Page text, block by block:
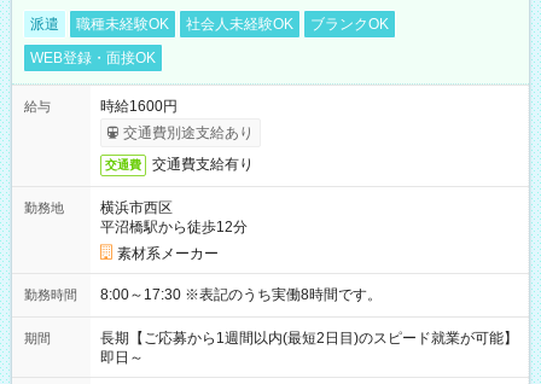
派遣 職種未経験OK 社会人未経験OK
ブランクOK
WEB登録・面接OK
給与
時給1600円
交通費別途支給あり
交通費 交通費支給有り
勤務地
横浜市西区
平沼橋駅から徒歩12分
素材系メーカー
勤務時間 8:00～17:30 ※表記のうち実働8時間です。
期間
長期【ご応募から1週間以内(最短2日目)のスピード就業が可能】
即日～